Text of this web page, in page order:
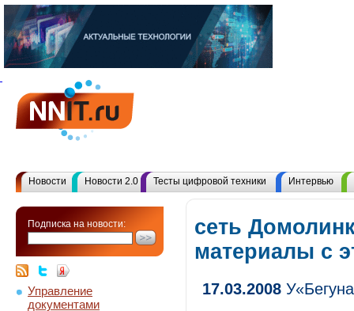
Новости Новости 2.0 Тесты цифровой техники Интервью
Подписка на новости:
Управление
документами
сеть
материалы с
17.03.2008